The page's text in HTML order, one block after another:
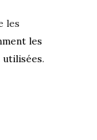
les
les
utilisées.